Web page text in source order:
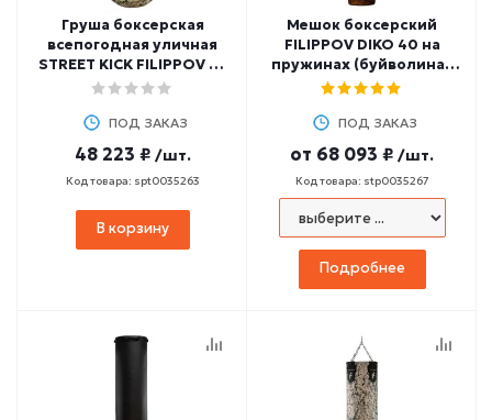
Груша боксерская
всепогодная уличная
STREET KICK FILIPPOV 38
кг, 80 см
ПОД ЗАКАЗ
48 223 ₽ /шт.
Код товара: spt0035263
В корзину
Мешок боксерский
FILIPPOV DIKO 40 на
пружинах (буйволиная
кожа)
ПОД ЗАКАЗ
от 68 093 ₽ /шт.
Код товара: stp0035267
Подробнее